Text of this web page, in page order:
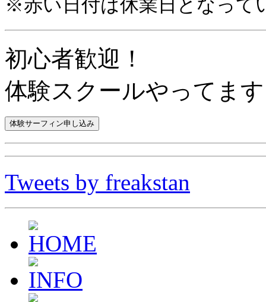
※赤い日付は休業日となって
初心者歓迎！
体験スクールやってま
Tweets by freakstan